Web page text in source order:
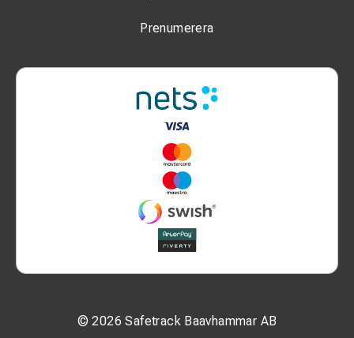
Prenumerera
© 2026 Safetrack Baavhammar AB